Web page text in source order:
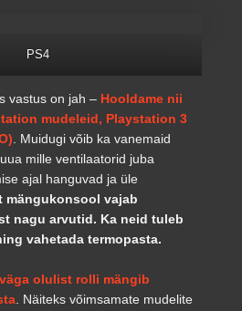
PS4
vastus on jah – Hooldame nii
mudeleid, Playstation 3
. Muidugi võib ka vanemaid
mille ventilaatorid juba
ajal hanguvad ja üle
mängukonsool vajab
nagu arvutid. Ka neid tuleb
vahetada termopasta.
olulist rolli mängib
. Näiteks võimsamate mudelite